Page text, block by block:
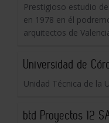
Prestigioso estudio
en 1978 en él
arquitectos de
Universidad de
Unidad Técnica de la
btd Proyectos 12